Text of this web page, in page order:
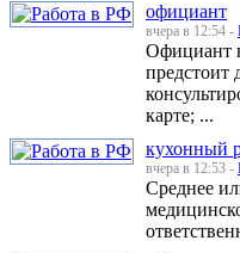
официант
вчера в 12:54 -
Официант
предстоит
карте; ...
кухонный
вчера в 12:53 -
Среднее